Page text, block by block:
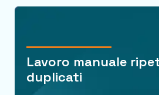
Lavoro manuale
duplicati